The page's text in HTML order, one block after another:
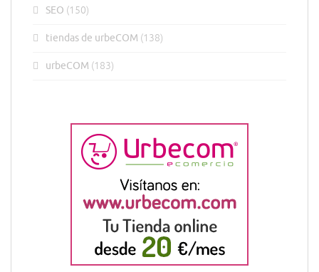
SEO (150)
tiendas de urbeCOM (138)
urbeCOM (183)